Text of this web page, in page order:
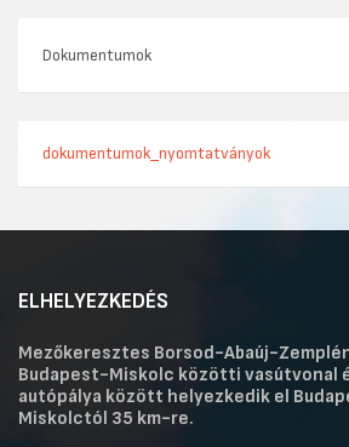
Dokumentumok
dokumentumok_nyomtatványok
ELHELYEZKEDÉS
Mezőkeresztes Borsod-Abaúj-
Budapest-Miskolc közötti vasútvonal
autópálya között helyezkedik el
Miskolctól 35 km-re.